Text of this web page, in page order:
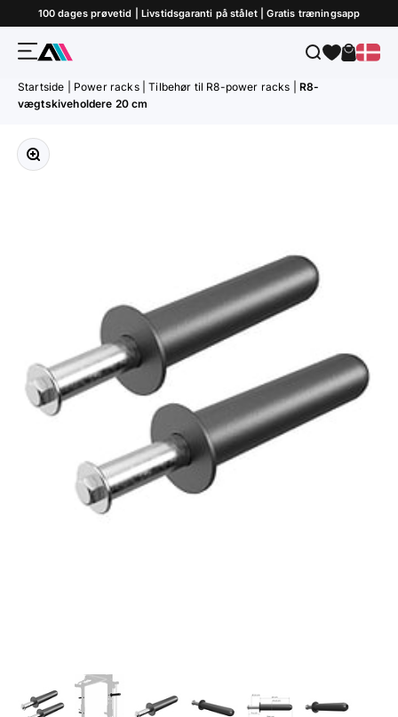
Gå til indhold
100 dages prøvetid | Livstidsgaranti på stålet | Gratis træningsapp
MenuATLETICA Søg
Startside Power racks Tilbehør til R8-power racks
R8-
vægtskiveholdere 20 cm
Forstør billedet